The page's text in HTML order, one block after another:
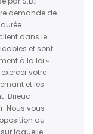
demande de
dans le
et sont
à la loi «
votre
et les
Brieuc
Nous vous
au
laquelle